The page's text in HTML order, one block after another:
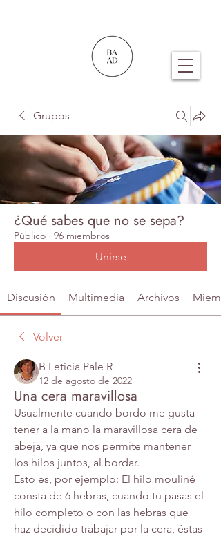
Grupos
¿Qué sabes que no se sepa?
Público · 96 miembros
Unirse
Discusión Multimedia Archivos
Volver
B Leticia Pale R
12 de agosto de 2022
Una cera maravillosa
Usualmente cuando bordo me gusta
tener a la mano la maravillosa cera de
abeja, ya que nos permite mantener
los hilos juntos, al bordar.
Esto es, por ejemplo: El hilo mouliné
consta de 6 hebras, cuando tu pasas el
hilo completo o con las hebras que
haz decidido trabajar por la cera, éstas